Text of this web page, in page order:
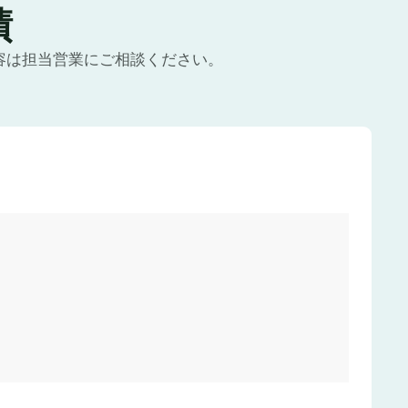
担当営業にご相談ください。